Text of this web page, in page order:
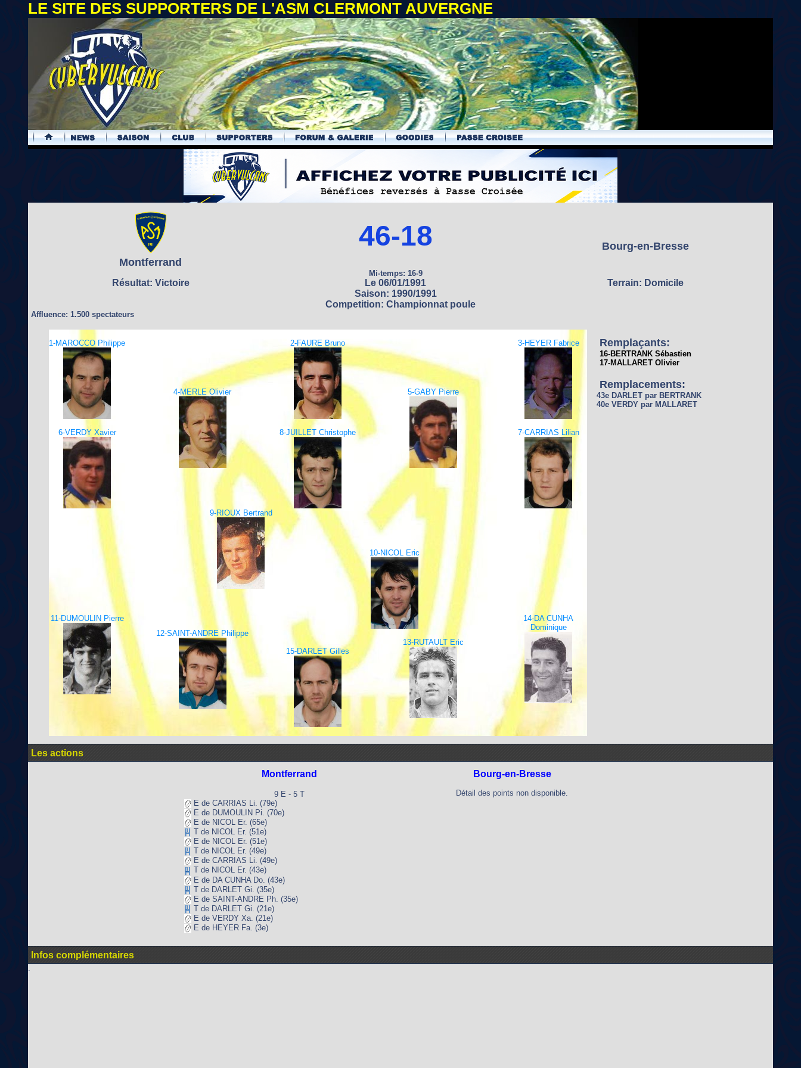
LE SITE DES SUPPORTERS DE L'ASM CLERMONT AUVERGNE
.
Montferrand
46-18 Bourg-en-Bresse
Mi-temps: 16-9
Résultat: Victoire Le 06/01/1991
Terrain: Domicile
Saison: 1990/1991
Competition: Championnat poule
Affluence: 1.500 spectateurs
1-MAROCCO Philippe 2-FAURE Bruno 3-HEYER Fabrice
4-MERLE Olivier 5-GABY Pierre
6-VERDY Xavier 8-JUILLET Christophe 7-CARRIAS Lilian
9-RIOUX Bertrand
10-NICOL Eric
11-DUMOULIN Pierre
14-DA CUNHA
Dominique
12-SAINT-ANDRE Philippe
13-RUTAULT Eric
15-DARLET Gilles
Remplaçants:
16-BERTRANK Sébastien
17-MALLARET Olivier
Remplacements:
43e DARLET par BERTRANK
40e VERDY par MALLARET
Les actions
Montferrand
9 E - 5 T
E de CARRIAS Li. (79e)
E de DUMOULIN Pi. (70e)
E de NICOL Er. (65e)
T de NICOL Er. (51e)
E de NICOL Er. (51e)
T de NICOL Er. (49e)
E de CARRIAS Li. (49e)
T de NICOL Er. (43e)
E de DA CUNHA Do. (43e)
T de DARLET Gi. (35e)
E de SAINT-ANDRE Ph. (35e)
T de DARLET Gi. (21e)
E de VERDY Xa. (21e)
E de HEYER Fa. (3e)
Bourg-en-Bresse
Détail des points non disponible.
Infos complémentaires
.